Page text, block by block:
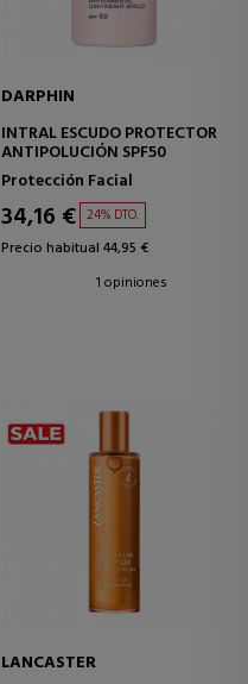
DARPHIN
INTRAL ESCUDO PROTECTOR
ANTIPOLUCIÓN SPF50
Protección Facial
34,16 € 24% DTO.
Precio habitual 44,95 €
1 opiniones
LANCASTER